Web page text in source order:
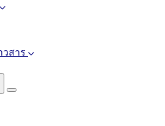
สาร